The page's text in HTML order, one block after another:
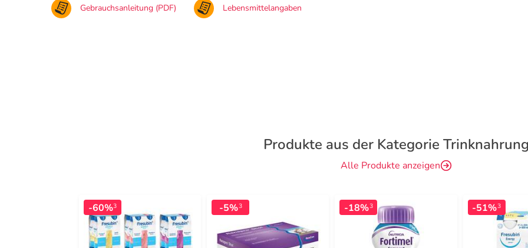
Gebrauchsanleitung (PDF) Lebensmittelangaben
Produkte aus der Kategorie Trinknahrung
Alle Produkte anzeigen
-60%3 -5%3 -18%3 -51%3